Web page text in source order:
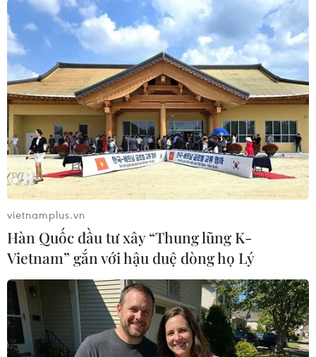
Moskva là việc EU ngày càng mang tính chất
của một liên minh quân sự.
Trước tình hình này cũng như các cuộc tấn công
của Ukraine, Tổng thống Putin cũng khẳng định
Nga sẽ tiếp tục củng cố hệ thống phòng không
để đối phó các mối đe dọa.
Diễn đàn Kinh tế Quốc tế đang diễn ra tại St.
Petersburg từ ngày 3 đến ngày 6/6. Trung tâm
Hội nghị và Triển lãm ExpoForum đã được chọn
làm địa điểm tổ chức. Trợ lý Tổng thống Yuri
Ushakov cho biết khoảng 20.000 người từ hơn
100 quốc gia đã xác nhận tham gia sự kiện này./.
Nga xác định công nghệ là
xu hướng chủ đạo trong
nền kinh tế 10 năm tới
vietnamplus.vn
Hàn Quốc đầu tư xây “Thung lũng K-
Vietnam” gắn với hậu duệ dòng họ Lý